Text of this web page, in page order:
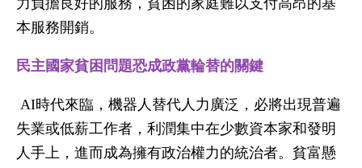
力負擔良好的服務，貧困的家庭難以支付高昂的基
本服務開銷。
民主國家貧困問題恐成政黨輪替的關鍵
AI時代來臨，機器人替代人力廣泛，必將出現普遍
失業或低薪工作者，利潤集中在少數資本家和發明
人手上，進而成為擁有政治權力的統治者。貧富懸